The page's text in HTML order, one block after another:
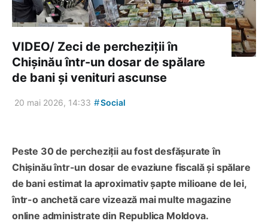
VIDEO/ Zeci de percheziții în
Chișinău într-un dosar de spălare
de bani și venituri ascunse
20 mai 2026, 14:33 #Social
Peste 30 de percheziții au fost desfășurate în
Chișinău într-un dosar de evaziune fiscală și spălare
de bani estimat la aproximativ șapte milioane de lei,
într-o anchetă care vizează mai multe magazine
online administrate din Republica Moldova.